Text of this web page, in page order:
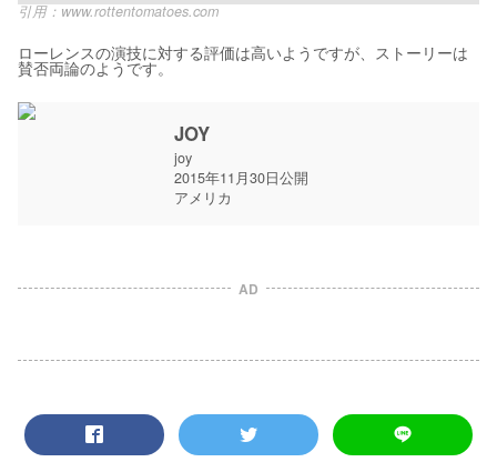
引用：www.rottentomatoes.com
ローレンスの演技に対する評価は高いようですが、ストーリーは
賛否両論のようです。
JOY
joy
2015年11月30日公開
アメリカ
AD